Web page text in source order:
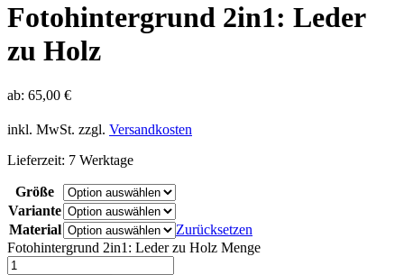
Fotohintergrund 2in1: Leder
zu Holz
ab: 65,00 €
inkl. MwSt. zzgl. Versandkosten
Lieferzeit: 7 Werktage
Größe
Variante
Material
Zurücksetzen
Fotohintergrund 2in1: Leder zu Holz Menge